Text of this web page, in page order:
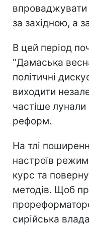
впроваджувати
за західною, а
В цей період
"Дамаська
політичні
виходити
частіше лунали
реформ.
На тлі
настроїв
курс та
методів. Щоб
сирійська